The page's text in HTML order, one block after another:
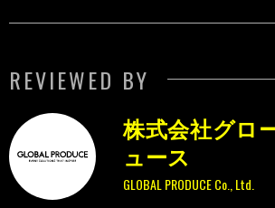
REVIEWED BY
GLOBAL PRODUCE Co., Ltd.
株式会社グロ
ュース